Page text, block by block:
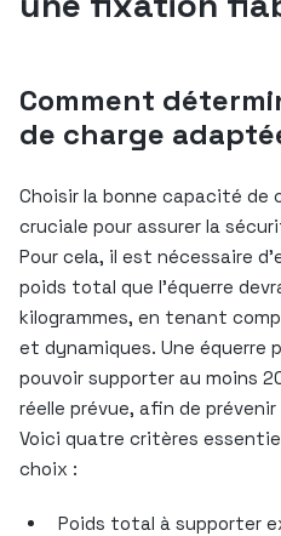
Comment
de charge
Choisir la bonne capacité de
cruciale pour assurer la
Pour cela, il est nécessaire
poids total que l’équerre
kilogrammes, en tenant
et dynamiques. Une équerre
pouvoir supporter au moins
réelle prévue, afin de
Voici quatre critères
choix :
Poids total à supporter